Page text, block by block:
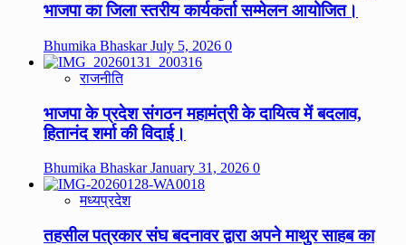
भाजपा का जिला स्तरीय कार्यकर्ता सम्मेलन आयोजित।
Bhumika BhaskarJuly 5, 2026 0
राजनीति
भाजपा के प्रदेश संगठन महामंत्री के दायित्व में बदलाव,
हितानंद शर्मा की विदाई।
Bhumika BhaskarJanuary 31, 2026 0
मध्यप्रदेश
तहसील पत्रकार संघ बदनावर द्वारा अपने माथुर साहब का